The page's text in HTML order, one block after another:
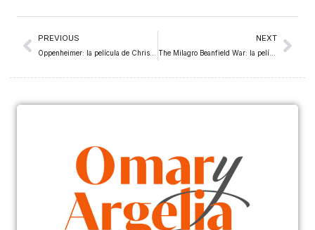
PREVIOUS
Oppenheimer: la película de Christopher Nolan sobre la bomba atómica
NEXT
The Milagro Beanfield War: la película latina de Robert Redford que hizo historia en el cine